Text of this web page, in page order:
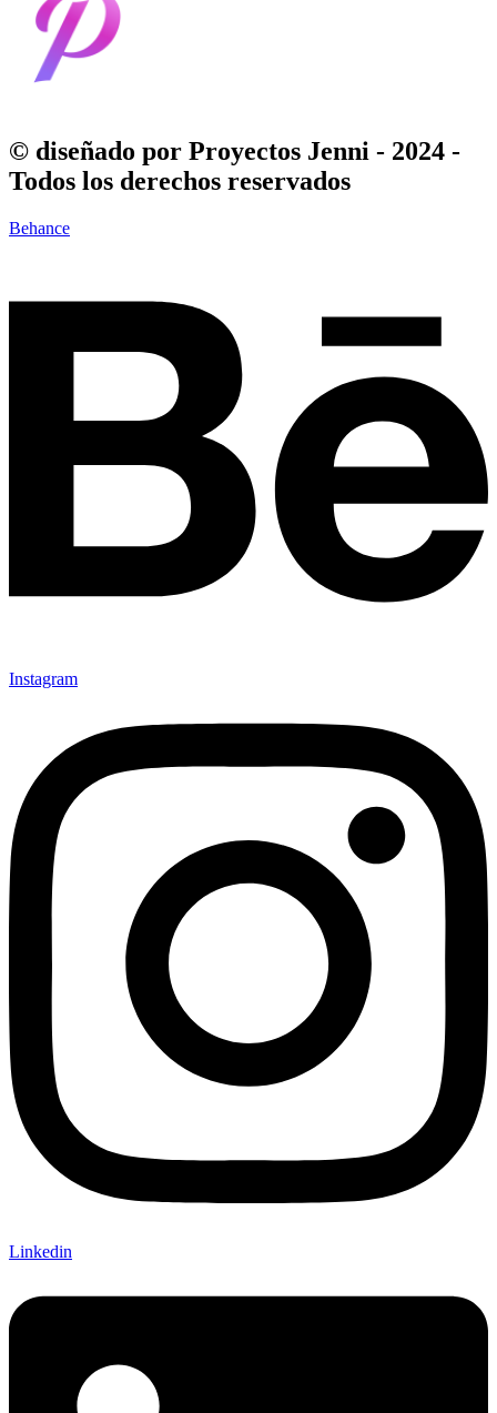
© diseñado por Proyectos Jenni - 2024 -
Todos los derechos reservados
Behance
Instagram
Linkedin